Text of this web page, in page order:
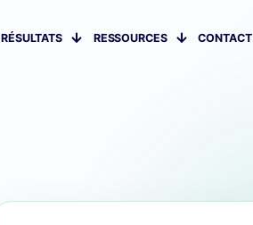
RÉSULTATS RESSOURCES CONTACT